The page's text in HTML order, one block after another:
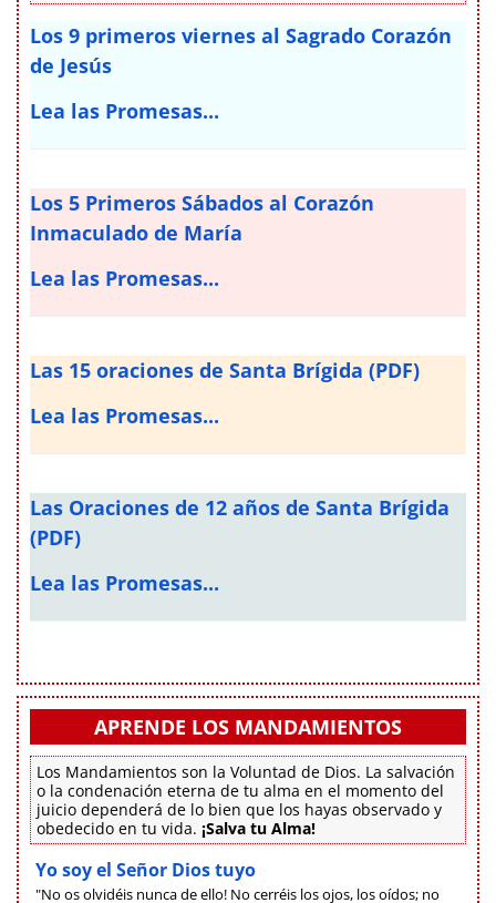
Los 9 primeros viernes al Sagrado Corazón
de Jesús
Lea las Promesas...
Los 5 Primeros Sábados al Corazón
Inmaculado de María
Lea las Promesas...
Las 15 oraciones de Santa Brígida (PDF)
Lea las Promesas...
Las Oraciones de 12 años de Santa Brígida
(PDF)
Lea las Promesas...
APRENDE LOS MANDAMIENTOS
Los Mandamientos son la Voluntad de Dios. La salvación
o la condenación eterna de tu alma en el momento del
juicio dependerá de lo bien que los hayas observado y
obedecido en tu vida. ¡Salva tu Alma!
Yo soy el Señor Dios tuyo
"No os olvidéis nunca de ello! No cerréis los ojos, los oídos; no